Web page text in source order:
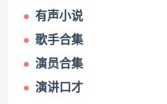
有声小说
歌手合集
演员合集
演讲口才